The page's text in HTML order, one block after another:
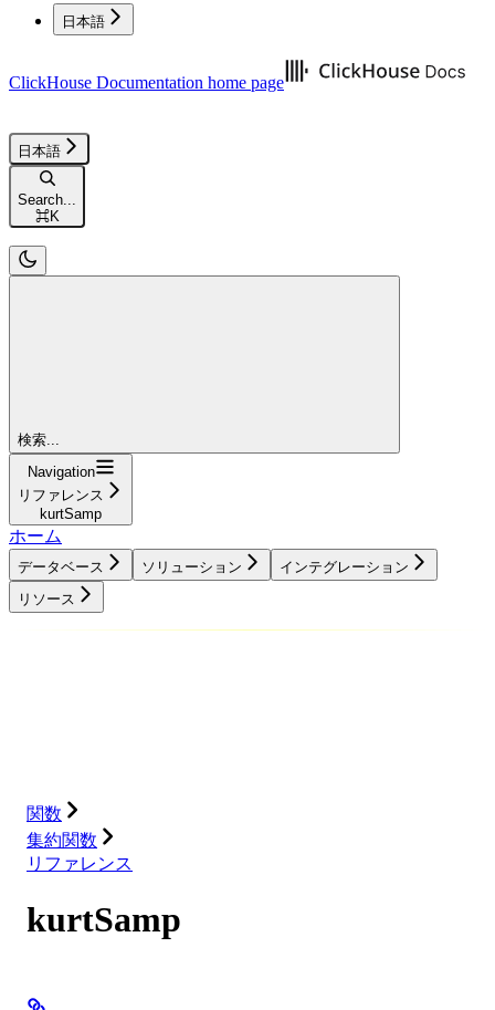
日本語
ClickHouse Documentation home page
日本語
Search...
⌘K
検索...
Navigation
リファレンス
kurtSamp
ホーム
データベース ソリューション
インテグレーション
リソース
関数
集約関数
リファレンス
kurtSamp